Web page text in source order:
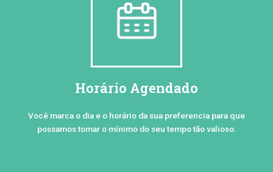
Horário Agendado
Você marca o dia e o horário da sua preferencia para que
possamos tomar o mínimo do seu tempo tão valioso.